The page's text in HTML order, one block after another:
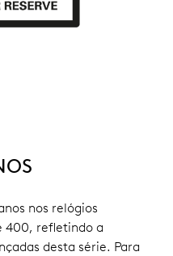
nos relógios
400, refletindo a
desta série. Para